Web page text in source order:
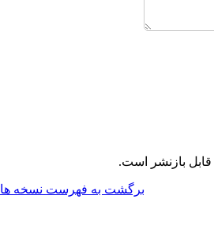
قابل بازنشر است.
برگشت به فهرست نسخه ها